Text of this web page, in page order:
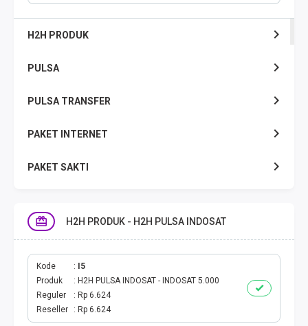
H2H PRODUK
PULSA
PULSA TRANSFER
PAKET INTERNET
PAKET SAKTI
EMONEY
PAKET SAKTI ALL OPT
TELEPON & SMS
H2H PRODUK - H2H PULSA INDOSAT
Kode
I5
Produk
H2H PULSA INDOSAT - INDOSAT 5.000
Reguler
Rp 6.624
Reseller
Rp 6.624